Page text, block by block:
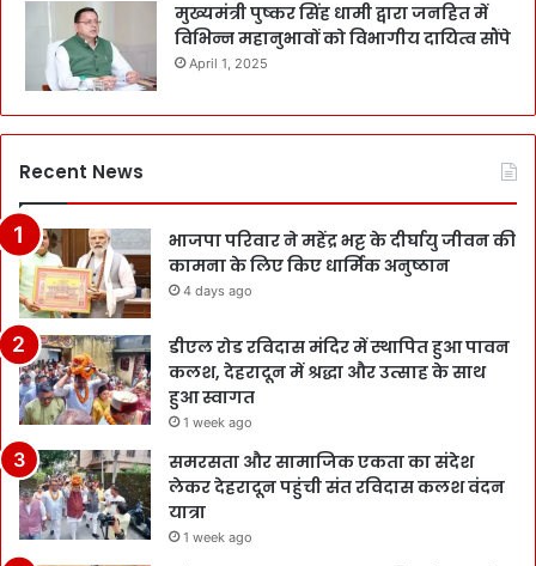
मुख्यमंत्री पुष्कर सिंह धामी द्वारा जनहित में
विभिन्न महानुभावों को विभागीय दायित्व सौंपे
April 1, 2025
Recent News
भाजपा परिवार ने महेंद्र भट्ट के दीर्घायु जीवन की
कामना के लिए किए धार्मिक अनुष्ठान
4 days ago
डीएल रोड रविदास मंदिर में स्थापित हुआ पावन
कलश, देहरादून में श्रद्धा और उत्साह के साथ
हुआ स्वागत
1 week ago
समरसता और सामाजिक एकता का संदेश
लेकर देहरादून पहुंची संत रविदास कलश वंदन
यात्रा
1 week ago